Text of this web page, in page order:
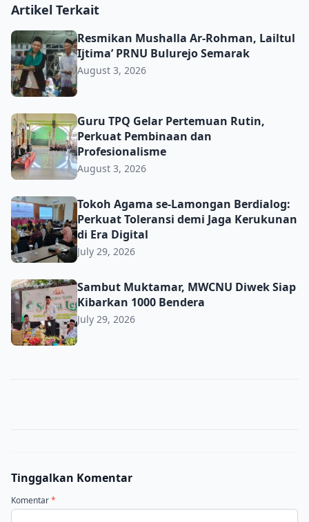
Artikel Terkait
Resmikan Mushalla Ar-Rohman, Lailtul Ijtima’ PRNU
Resmikan Mushalla Ar-Rohman, Lailtul
Ijtima’ PRNU Bulurejo Semarak
August 3, 2026
Guru TPQ Gelar Pertemuan Rutin, Perkuat Pembinaan
Guru TPQ Gelar Pertemuan Rutin,
Perkuat Pembinaan dan
Profesionalisme
August 3, 2026
Tokoh Agama se-Lamongan Berdialog: Perkuat
Tokoh Agama se-Lamongan Berdialog:
Perkuat Toleransi demi Jaga Kerukunan
di Era Digital
July 29, 2026
Sambut Muktamar, MWCNU Diwek Siap Kibarkan 1000
Sambut Muktamar, MWCNU Diwek Siap
Kibarkan 1000 Bendera
July 29, 2026
Tinggalkan Komentar
Komentar*